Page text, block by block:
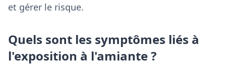
et gérer le risque.
Quels sont les symptômes liés à
l'exposition à l'amiante ?